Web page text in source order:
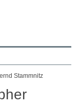
Stammnitz